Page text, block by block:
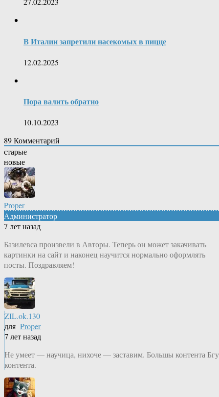
В Италии запретили насекомых в пицце
12.02.2025
Пора валить обратно
10.10.2023
89Комментарий
старые
новые
Proper
Администратор
7 лет назад
Базилевса произвели в Авторы. Теперь он может закачивать
картинки на сайт и наконец научится нормально оформлять
посты. Поздравляем!
ZIL.ok.130
для Proper
7 лет назад
Не умеет — научица, нихоче — заставим. Большы контента Бгу
контента.